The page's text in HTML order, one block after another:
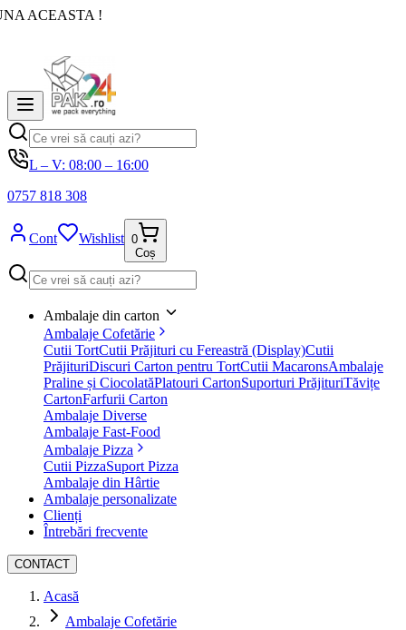
ACEASTA !
L – V: 08:00 – 16:00
0757 818 308
Cont Wishlist 0
Coș
Ambalaje din carton
Ambalaje Cofetărie
Cutii TortCutii Prăjituri cu Fereastră (Display)Cutii
PrăjituriDiscuri Carton pentru TortCutii MacaronsAmbalaje
Praline și CiocolatăPlatouri CartonSuporturi PrăjituriTăvițe
CartonFarfurii Carton
Ambalaje Diverse
Ambalaje Fast-Food
Ambalaje Pizza
Cutii PizzaSuport Pizza
Ambalaje din Hârtie
Ambalaje personalizate
Clienți
Întrebări frecvente
CONTACT
Acasă
Ambalaje Cofetărie